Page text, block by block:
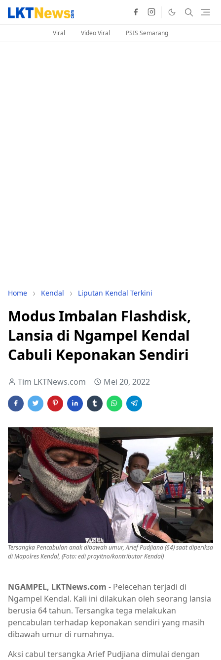
Viral Video Viral PSIS Semarang
Home Kendal Liputan Kendal Terkini
Modus Imbalan Flashdisk,
Lansia di Ngampel Kendal
Cabuli Keponakan Sendiri
Tim LKTNews.com Mei 20, 2022
Tersangka Pencabulan anak dibawah umur, Arief Pudjiana (64) saat diperiksa
di Mapolres Kendal, (Foto: edi prayitno/kontributor Kendal)
NGAMPEL, LKTNews.com - Pelecehan terjadi di
Ngampel Kendal. Kali ini dilakukan oleh seorang lansia
berusia 64 tahun. Tersangka tega melakukan
pencabulan terhadap keponakan sendiri yang masih
dibawah umur di rumahnya.
Aksi cabul tersangka Arief Pudjiana dimulai dengan